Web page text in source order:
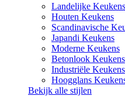
Landelijke Keukens
Houten Keukens
Scandinavische
Japandi Keukens
Moderne Keukens
Betonlook Keukens
Industriële Keukens
Hoogglans
Bekijk alle stijlen